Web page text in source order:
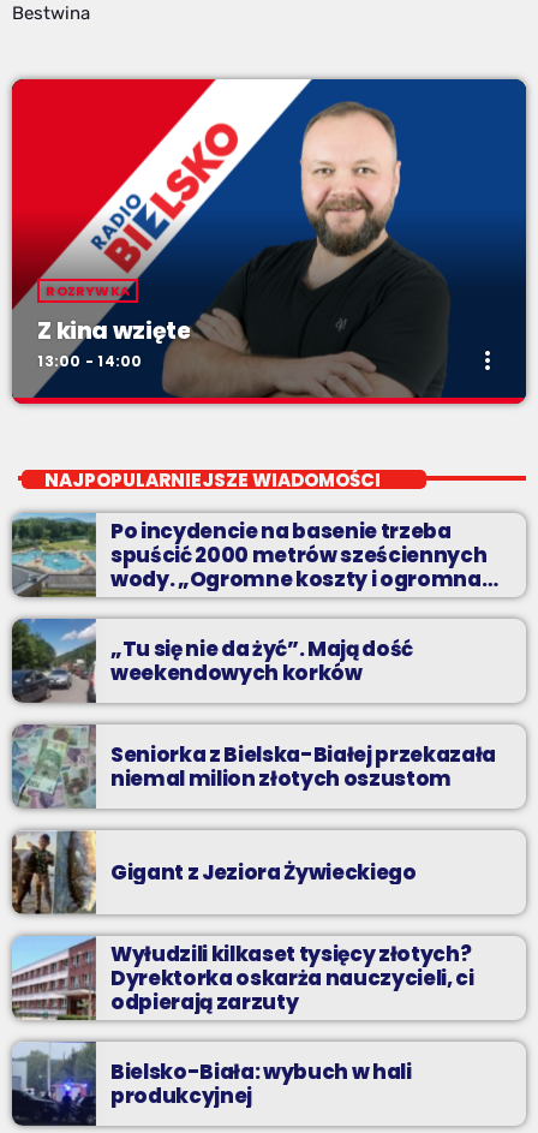
Bestwina
ROZRYWKA
Z kina wzięte
13:00 - 14:00 more_vert
Z Kina Wzięte to audycja w której film występuje roli głównej.
NAJPOPULARNIEJSZE WIADOMOŚCI
Po incydencie na basenie trzeba
spuścić 2000 metrów sześciennych
wody. „Ogromne koszty i ogromna
praca”
„Tu się nie da żyć”. Mają dość
weekendowych korków
Seniorka z Bielska-Białej przekazała
niemal milion złotych oszustom
Gigant z Jeziora Żywieckiego
Wyłudzili kilkaset tysięcy złotych?
Dyrektorka oskarża nauczycieli, ci
odpierają zarzuty
Bielsko-Biała: wybuch w hali
produkcyjnej